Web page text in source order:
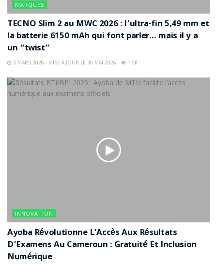
MARQUES
TECNO Slim 2 au MWC 2026 : l’ultra-fin 5,49 mm et
la batterie 6150 mAh qui font parler… mais il y a
un “twist”
3 MARS 2026 - MISE À JOUR LE 30 MAI 2026 1.6K
INNOVATION
Ayoba Révolutionne L’Accès Aux Résultats
D’Examens Au Cameroun : Gratuité Et Inclusion
Numérique